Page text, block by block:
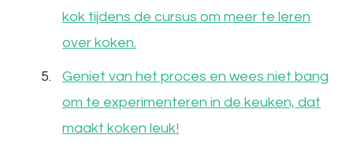
kok tijdens de cursus om meer te leren
over koken.
Geniet van het proces en wees niet bang
om te experimenteren in de keuken, dat
maakt koken leuk!